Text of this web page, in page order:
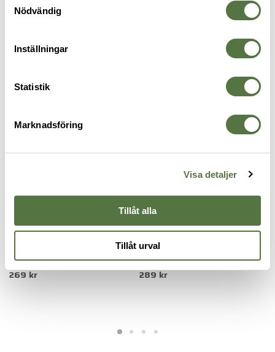
Nödvändig
Inställningar
Statistik
Marknadsföring
Visa detaljer
Tillåt alla
Tillåt urval
OM VARUMÄRKET
POINT6
Brown Small
269 kr
POINT6
Defender Medium Mid-Calf
Coyote Brown
289 kr